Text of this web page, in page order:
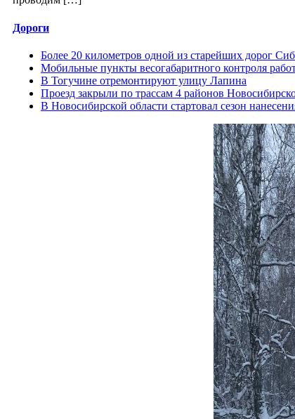
Дороги
Более 20 километров одной из старейших дорог
Мобильные пункты весогабаритного контроля
В Тогучине отремонтируют улицу Лапина
Проезд закрыли по трассам 4 районов
В Новосибирской области стартовал сезон